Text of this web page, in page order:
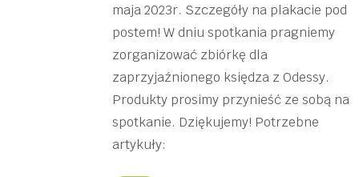
maja 2023r. Szczegóły na plakacie pod
postem! W dniu spotkania pragniemy
zorganizować zbiórkę dla
zaprzyjaźnionego księdza z Odessy.
Produkty prosimy przynieść ze sobą na
spotkanie. Dziękujemy! Potrzebne
artykuły: